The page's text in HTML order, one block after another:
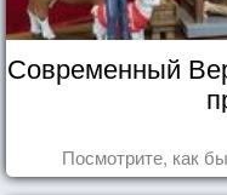
Современный
Посмотрите, как